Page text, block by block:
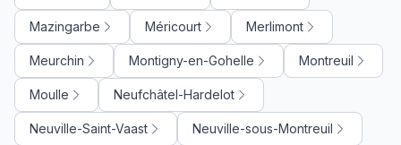
Mazingarbe Méricourt Merlimont
Meurchin Montigny-en-Gohelle Montreuil
Moulle Neufchâtel-Hardelot
Neuville-Saint-Vaast Neuville-sous-Montreuil